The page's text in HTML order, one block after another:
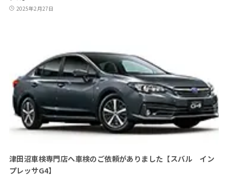
2025年2月27日
津田沼車検専門店へ車検のご依頼がありました【スバル イン
プレッサG4】